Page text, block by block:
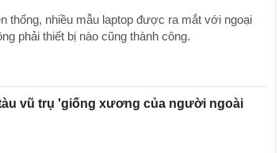
thống, nhiều mẫu laptop được ra mắt với ngoại
phải thiết bị nào cũng thành công.
vũ trụ 'giống xương của người ngoài